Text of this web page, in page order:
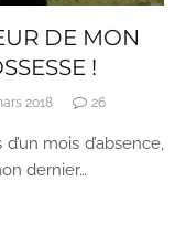
DE MON
!
2018 26
mois d’absence,
dernier…